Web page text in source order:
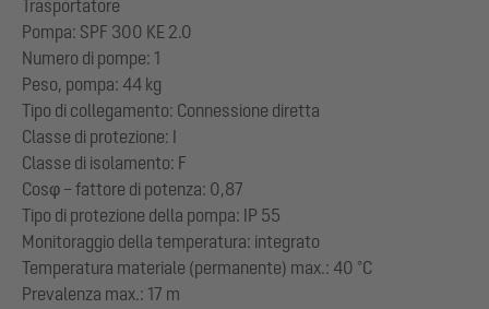
Trasportatore
Pompa: SPF 300 KE 2.0
Numero di pompe: 1
Peso, pompa: 44 kg
Tipo di collegamento: Connessione diretta
Classe di protezione: I
Classe di isolamento: F
Cosφ – fattore di potenza: 0,87
Tipo di protezione della pompa: IP 55
Monitoraggio della temperatura: integrato
Temperatura materiale (permanente) max.: 40 °C
Prevalenza max.: 17 m